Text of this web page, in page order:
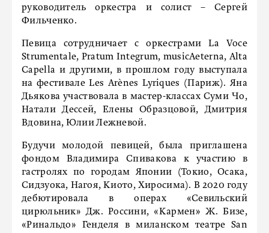
руководитель оркестра и солист – Сергей
Фильченко.
Певица сотрудничает с оркестрами La Voce
Strumentale, Pratum Integrum, musicAeterna, Alta
Capella и другими, в прошлом году выступала
на фестивале Les Arènes Lyriques (Париж). Яна
Дьякова участвовала в мастер-классах Суми Чо,
Натали Дессей, Елены Образцовой, Дмитрия
Вдовина, Юлии Лежневой.
Будучи молодой певицей, была приглашена
фондом Владимира Спивакова к участию в
гастролях по городам Японии (Токио, Осака,
Сидзуока, Нагоя, Киото, Хиросима). В 2020 году
дебютировала в операх «Севильский
цирюльник» Дж. Россини, «Кармен» Ж. Бизе,
«Ринальдо» Генделя в миланском театре San